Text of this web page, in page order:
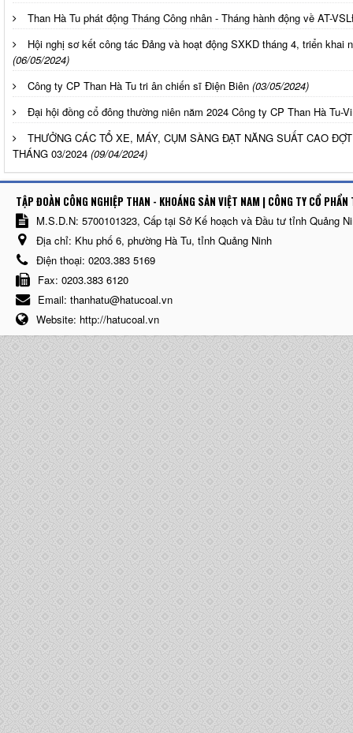
Than Hà Tu phát động Tháng Công nhân - Tháng hành động về AT-
Hội nghị sơ kết công tác Đảng và hoạt động SXKD tháng 4, triển khai
(06/05/2024)
Công ty CP Than Hà Tu tri ân chiến sĩ Điện Biên (03/05/2024)
Đại hội đồng cổ đông thường niên năm 2024 Công ty CP Than Hà Tu-
THƯỞNG CÁC TỔ XE, MÁY, CỤM SÀNG ĐẠT NĂNG SUẤT CAO
THÁNG 03/2024 (09/04/2024)
TẬP ĐOÀN CÔNG NGHIỆP THAN - KHOÁNG SẢN VIỆT NAM | CÔNG TY CỔ
M.S.D.N: 5700101323, Cấp tại Sở Kế hoạch và Đầu tư tỉnh Quảng
Địa chỉ: Khu phố 6, phường Hà Tu, tỉnh Quảng Ninh
Điện thoại: 0203.383 5169
Fax: 0203.383 6120
Email: thanhatu@hatucoal.vn
Website: http://hatucoal.vn